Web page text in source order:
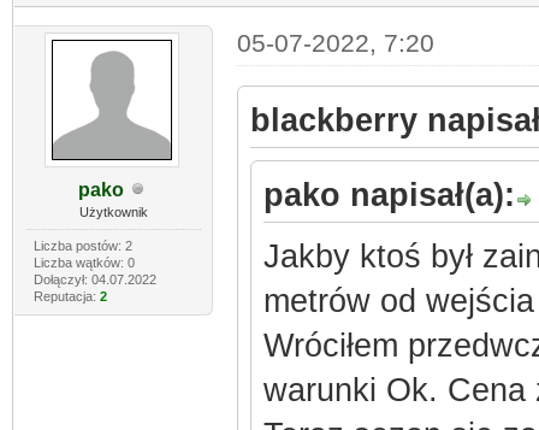
pako
Użytkownik
Liczba postów: 2
Liczba wątków: 0
Dołączył: 04.07.2022
Reputacja: 2
05-07-2022, 7:20
blackberry
pako napisał(a):
Jakby ktoś był
metrów od
Wróciłem
warunki Ok. Cena